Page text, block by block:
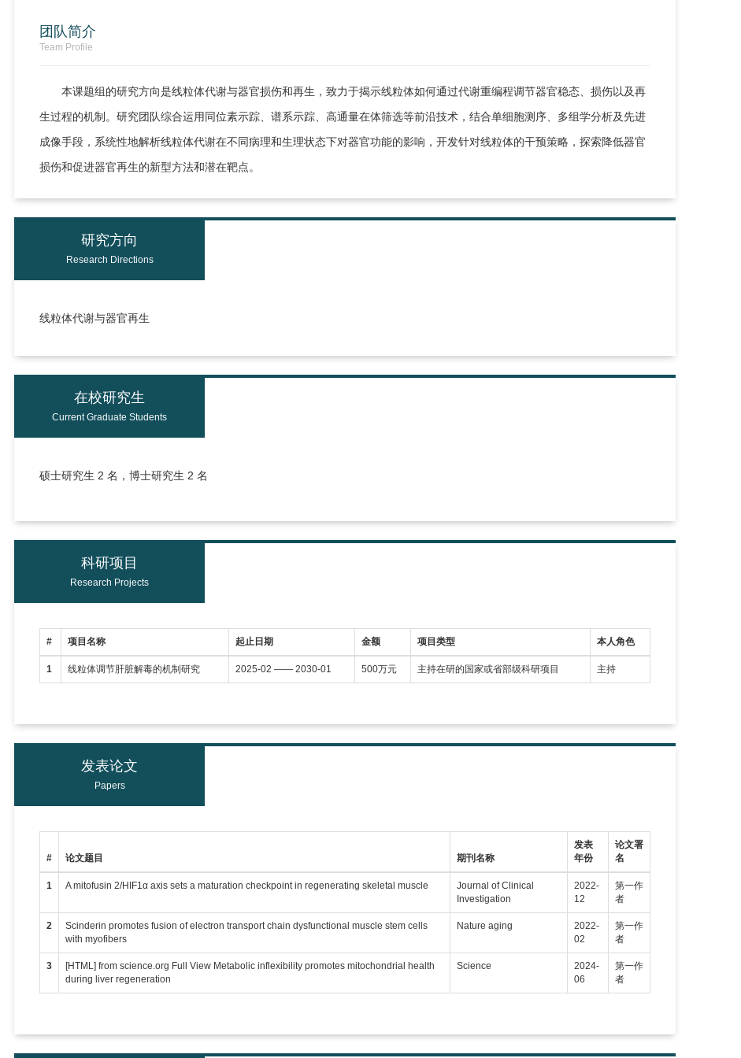
团队简介
Team Profile
本课题组的研究方向是线粒体代谢与器官损伤和再生，致力于揭示线粒体如何通过代谢重编程调节器官稳态、损伤以及再
生过程的机制。研究团队综合运用同位素示踪、谱系示踪、高通量在体筛选等前沿技术，结合单细胞测序、多组学分析及先进
成像手段，系统性地解析线粒体代谢在不同病理和生理状态下对器官功能的影响，开发针对线粒体的干预策略，探索降低器官
损伤和促进器官再生的新型方法和潜在靶点。
研究方向
Research Directions
线粒体代谢与器官再生
在校研究生
Current Graduate Students
硕士研究生 2 名，博士研究生 2 名
科研项目
Research Projects
# 项目名称 起止日期 金额 项目类型 本人角色
1 线粒体调节肝脏解毒的机制研究 2025-02 —— 2030-01 500万元 主持在研的国家或省部级科研项目 主持
发表论文
Papers
# 论文题目 期刊名称
发表
年份
论文署
名
1 A mitofusin 2/HIF1α axis sets a maturation checkpoint in regenerating skeletal muscle
Journal of Clinical
Investigation
2022-
12
第一作
者
2
Scinderin promotes fusion of electron transport chain dysfunctional muscle stem cells
with myofibers
Nature aging
2022-
02
第一作
者
3
[HTML] from science.org Full View Metabolic inflexibility promotes mitochondrial health
during liver regeneration
Science
2024-
06
第一作
者